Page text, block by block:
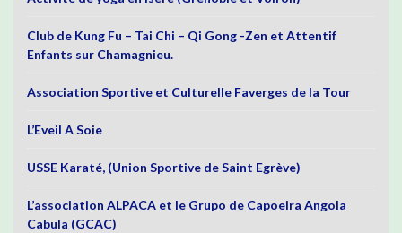
Club de Kung Fu – Tai Chi – Qi Gong -Zen et Attentif
Enfants sur Chamagnieu.
Association Sportive et Culturelle Faverges de la Tour
L’Eveil A Soie
USSE Karaté, (Union Sportive de Saint Egrève)
L’association ALPACA et le Grupo de Capoeira Angola
Cabula (GCAC)